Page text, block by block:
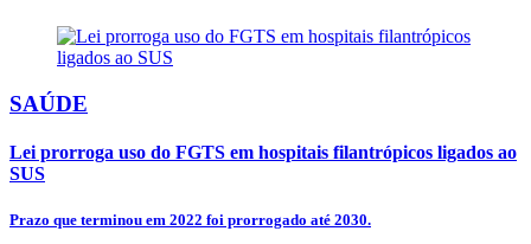
SAÚDE
Lei prorroga uso do FGTS em hospitais filantrópicos ligados ao
SUS
Prazo que terminou em 2022 foi prorrogado até 2030.